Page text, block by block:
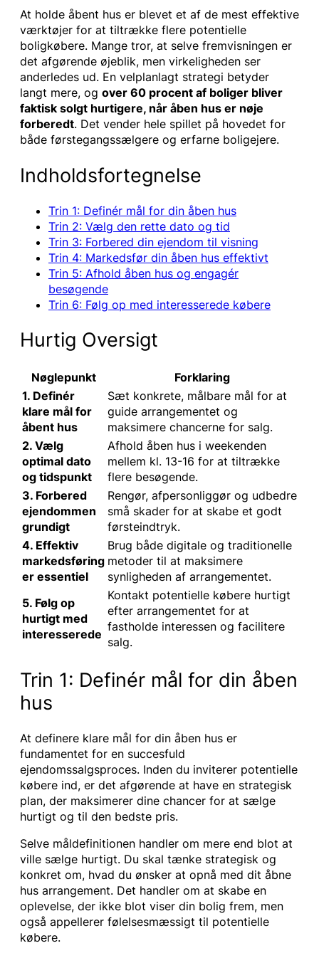
At holde åbent hus er blevet et af de mest effektive
værktøjer for at tiltrække flere potentielle
boligkøbere. Mange tror, at selve fremvisningen er
det afgørende øjeblik, men virkeligheden ser
anderledes ud. En velplanlagt strategi betyder
langt mere, og over 60 procent af boliger bliver
faktisk solgt hurtigere, når åben hus er nøje
forberedt. Det vender hele spillet på hovedet for
både førstegangssælgere og erfarne boligejere.
Indholdsfortegnelse
Trin 1: Definér mål for din åben hus
Trin 2: Vælg den rette dato og tid
Trin 3: Forbered din ejendom til visning
Trin 4: Markedsfør din åben hus effektivt
Trin 5: Afhold åben hus og engagér
besøgende
Trin 6: Følg op med interesserede købere
Hurtig Oversigt
Nøglepunkt
Forklaring
1. Definér
klare mål for
åbent hus
Sæt konkrete, målbare mål for at
guide arrangementet og
maksimere chancerne for salg.
2. Vælg
optimal dato
og tidspunkt
Afhold åben hus i weekenden
mellem kl. 13-16 for at tiltrække
flere besøgende.
3. Forbered
ejendommen
grundigt
Rengør, afpersonliggør og udbedre
små skader for at skabe et godt
førsteindtryk.
4. Effektiv
markedsføring
er essentiel
Brug både digitale og traditionelle
metoder til at maksimere
synligheden af arrangementet.
5. Følg op
hurtigt med
interesserede
Kontakt potentielle købere hurtigt
efter arrangementet for at
fastholde interessen og facilitere
salg.
Trin 1: Definér mål for din åben
hus
At definere klare mål for din åben hus er
fundamentet for en succesfuld
ejendomssalgsproces. Inden du inviterer potentielle
købere ind, er det afgørende at have en strategisk
plan, der maksimerer dine chancer for at sælge
hurtigt og til den bedste pris.
Selve måldefinitionen handler om mere end blot at
ville sælge hurtigt. Du skal tænke strategisk og
konkret om, hvad du ønsker at opnå med dit åbne
hus arrangement. Det handler om at skabe en
oplevelse, der ikke blot viser din bolig frem, men
også appellerer følelsesmæssigt til potentielle
købere.